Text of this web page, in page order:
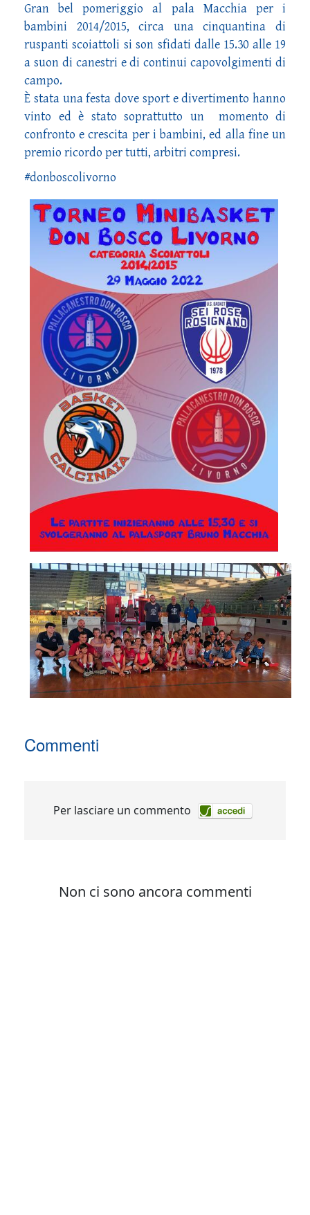
Gran bel pomeriggio al pala Macchia per i
bambini 2014/2015, circa una cinquantina di
ruspanti scoiattoli si son sfidati dalle 15.30 alle 19
a suon di canestri e di continui capovolgimenti di
campo.
È stata una festa dove sport e divertimento hanno
vinto ed è stato soprattutto un momento di
confronto e crescita per i bambini, ed alla fine un
premio ricordo per tutti, arbitri compresi.
#donboscolivorno
Commenti